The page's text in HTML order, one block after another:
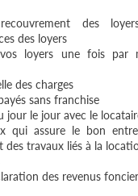
des
des loyers
loyers une fois par
des charges
sans franchise
jour le jour avec le
qui assure le bon
des travaux liés à la
des revenus